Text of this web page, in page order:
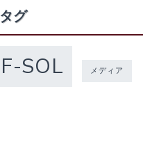
タグ
F-SOL メディア